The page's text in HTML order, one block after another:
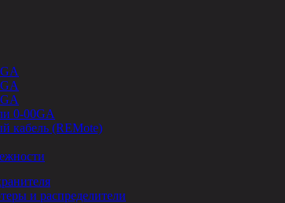
0-00GA
кабель (REMote)
и распределители